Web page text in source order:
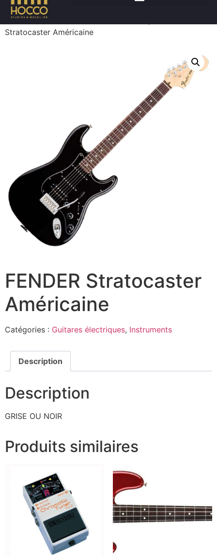
Accueil/Instruments
Stratocaster Américaine
FENDER Stratocaster
Américaine
Catégories : Guitares électriques, Instruments
Description
Description
GRISE OU NOIR
Produits similaires